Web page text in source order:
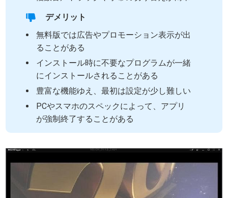
デメリット
無料版では広告やプロモーション表示が出
ることがある
インストール時に不要なプログラムが一緒
にインストールされることがある
豊富な機能ゆえ、最初は設定が少し難しい
PCやスマホのスペックによって、アプリ
が強制終了することがある